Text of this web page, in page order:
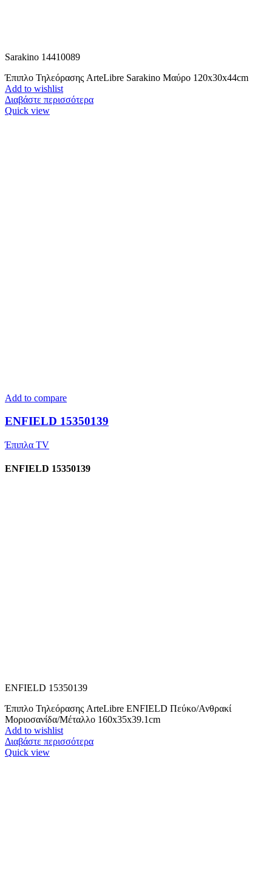
Sarakino 14410089
Έπιπλο Τηλεόρασης ArteLibre Sarakino Μαύρο 120x30x44cm
Add to wishlist
Διαβάστε περισσότερα
Quick view
Add to compare
ENFIELD 15350139
Έπιπλα TV
ENFIELD 15350139
ENFIELD 15350139
Έπιπλο Τηλεόρασης ArteLibre ENFIELD Πεύκο/Ανθρακί
Μοριοσανίδα/Μέταλλο 160x35x39.1cm
Add to wishlist
Διαβάστε περισσότερα
Quick view